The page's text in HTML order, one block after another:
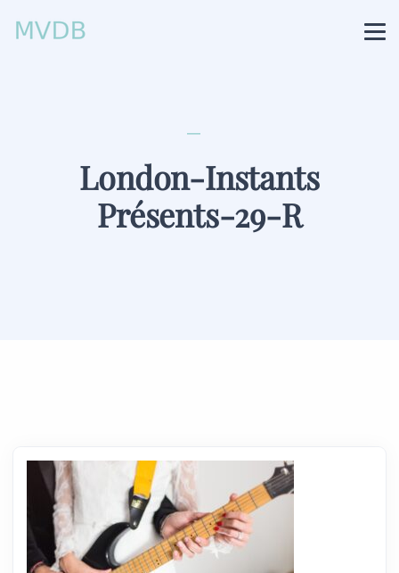
London-Instants
Présents-29-R